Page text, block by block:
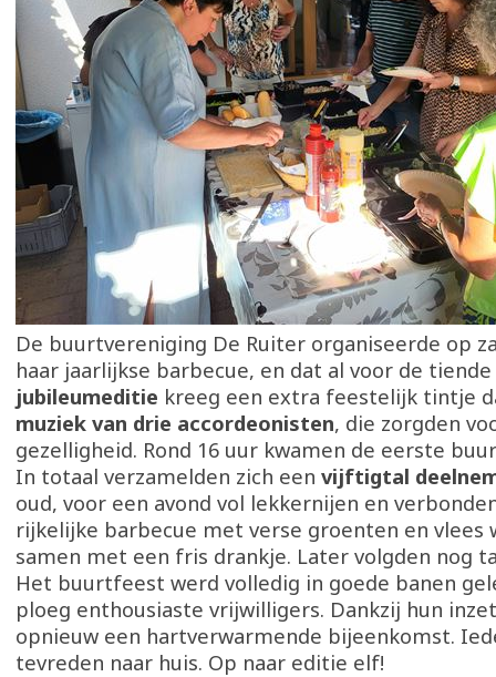
De buurtvereniging De Ruiter organiseerde op
haar jaarlijkse barbecue, en dat al voor de tiende
jubileumeditie kreeg een extra feestelijk tintje
muziek van drie accordeonisten, die zorgden
gezelligheid. Rond 16 uur kwamen de eerste
In totaal verzamelden zich een vijftigtal
oud, voor een avond vol lekkernijen en
rijkelijke barbecue met verse groenten en vlees
samen met een fris drankje. Later volgden nog
Het buurtfeest werd volledig in goede banen
ploeg enthousiaste vrijwilligers. Dankzij hun
opnieuw een hartverwarmende bijeenkomst.
tevreden naar huis. Op naar editie elf!